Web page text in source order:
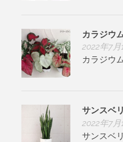
カラジウ
2022年7月
カラジウ
サンスベ
2022年7月
サンスベ